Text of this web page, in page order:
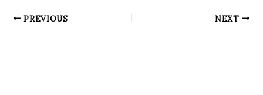
PREVIOUS NEXT